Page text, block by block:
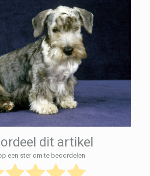
dit artikel
een ster om te beoordelen